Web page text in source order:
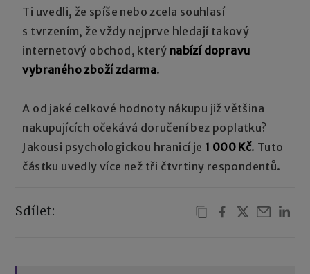
Ti uvedli, že spíše nebo zcela souhlasí
s tvrzením, že vždy nejprve hledají takový
internetový obchod, který nabízí dopravu
vybraného zboží zdarma.
A od jaké celkové hodnoty nákupu již většina
nakupujících očekává doručení bez poplatku?
Jakousi psychologickou hranicí je 1 000 Kč. Tuto
částku uvedly více než tři čtvrtiny respondentů.
Sdílet: